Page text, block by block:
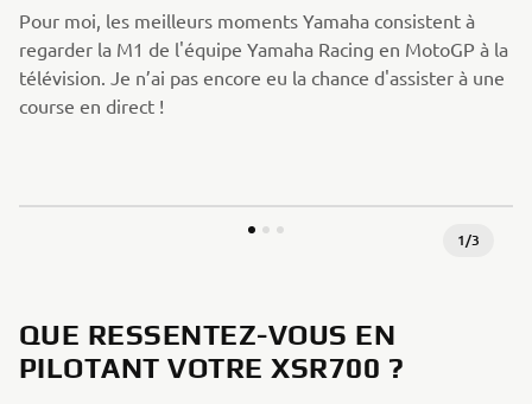
Pour moi, les meilleurs moments Yamaha consistent à
regarder la M1 de l'équipe Yamaha Racing en MotoGP à la
télévision. Je n’ai pas encore eu la chance d'assister à une
course en direct !
1/3
QUE RESSENTEZ-VOUS EN
PILOTANT VOTRE XSR700 ?